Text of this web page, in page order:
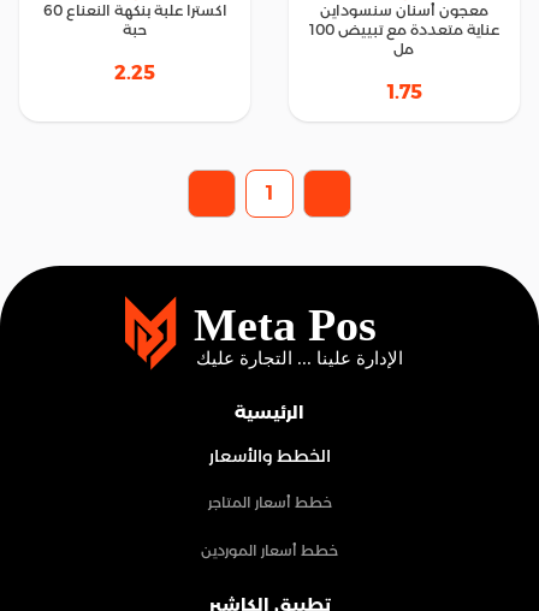
معجون أسنان سنسوداين
عناية متعددة مع تبييض 100
مل
1.75
اكسترا علبة بنكهة النعناع 60
حبة
2.25
1
الرئيسية
الخطط والأسعار
خطط أسعار المتاجر
خطط أسعار الموردين
تطبيق الكاشير